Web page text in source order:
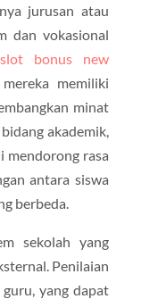
jurusan atau
dan vokasional
slot bonus new
memiliki
minat
akademik,
mendorong rasa
antara siswa
berbeda.
sekolah yang
Penilaian
yang dapat